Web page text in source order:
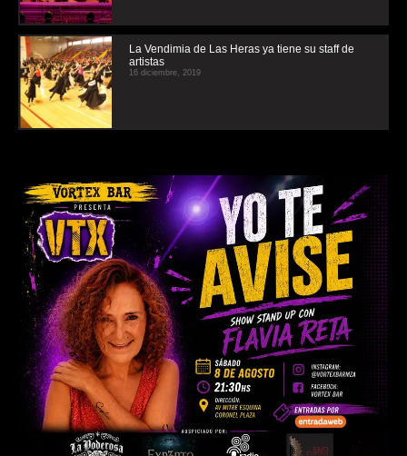
La Vendimia de Las Heras ya tiene su staff de
artistas
16 diciembre, 2019